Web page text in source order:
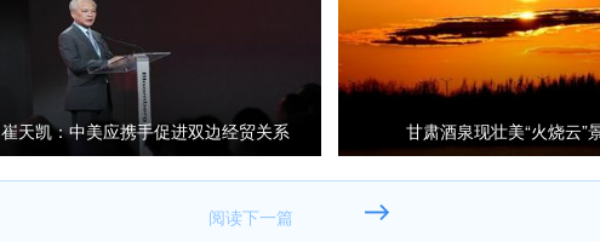
崔天凯：中美应携手促进双边经贸关系
甘肃酒泉现壮美“火烧云”